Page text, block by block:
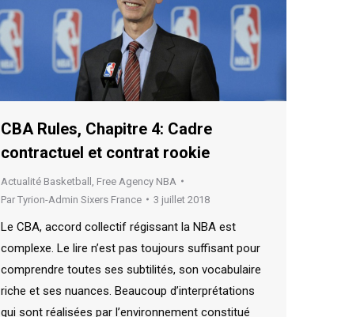
CBA Rules, Chapitre 4: Cadre
contractuel et contrat rookie
Actualité Basketball Free Agency NBA
Par Tyrion-Admin Sixers France 3 juillet 2018
Le CBA, accord collectif régissant la NBA est
complexe. Le lire n’est pas toujours suffisant pour
comprendre toutes ses subtilités, son vocabulaire
riche et ses nuances. Beaucoup d’interprétations
qui sont réalisées par l’environnement constitué